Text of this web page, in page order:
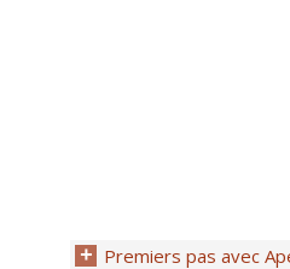
Premiers pas avec